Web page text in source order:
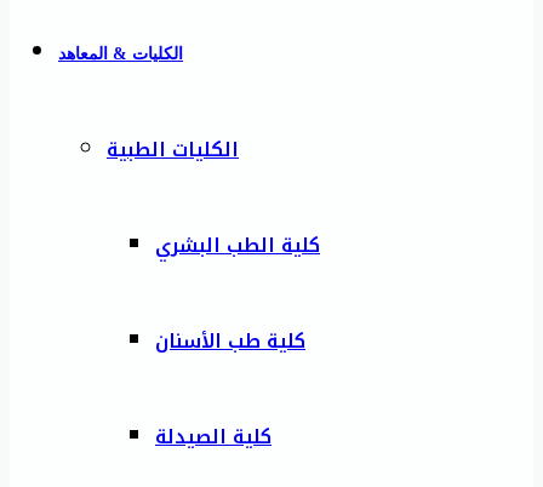
الكليات & المعاهد
الكليات الطبية
كلية الطب البشري
كلية طب الأسنان
كلية الصيدلة